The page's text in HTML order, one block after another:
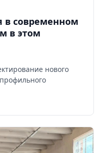
в современном
в этом
нового